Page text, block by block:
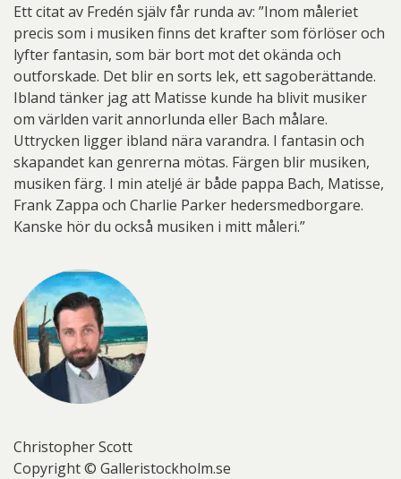
Ett citat av Fredén själv får runda av: ”Inom måleriet
precis som i musiken finns det krafter som förlöser och
lyfter fantasin, som bär bort mot det okända och
outforskade. Det blir en sorts lek, ett sagoberättande.
Ibland tänker jag att Matisse kunde ha blivit musiker
om världen varit annorlunda eller Bach målare.
Uttrycken ligger ibland nära varandra. I fantasin och
skapandet kan genrerna mötas. Färgen blir musiken,
musiken färg. I min ateljé är både pappa Bach, Matisse,
Frank Zappa och Charlie Parker hedersmedborgare.
Kanske hör du också musiken i mitt måleri.”
Christopher Scott
Copyright © Galleristockholm.se